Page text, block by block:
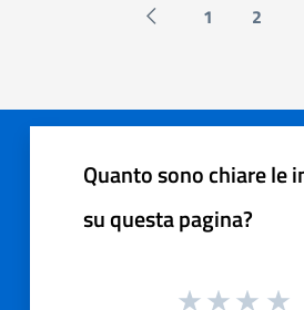
Pagina precedente
1 2
Quanto sono chiare le
su questa pagina?